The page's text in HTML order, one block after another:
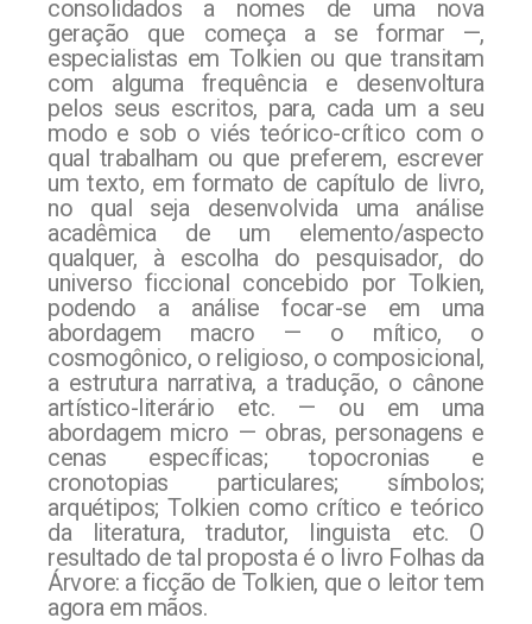
consolidados a nomes de uma nova
geração que começa a se formar —,
especialistas em Tolkien ou que transitam
com alguma frequência e desenvoltura
pelos seus escritos, para, cada um a seu
modo e sob o viés teórico-crítico com o
qual trabalham ou que preferem, escrever
um texto, em formato de capítulo de livro,
no qual seja desenvolvida uma análise
acadêmica de um elemento/aspecto
qualquer, à escolha do pesquisador, do
universo ficcional concebido por Tolkien,
podendo a análise focar-se em uma
abordagem macro — o mítico, o
cosmogônico, o religioso, o composicional,
a estrutura narrativa, a tradução, o cânone
artístico-literário etc. — ou em uma
abordagem micro — obras, personagens e
cenas específicas; topocronias e
cronotopias particulares; símbolos;
arquétipos; Tolkien como crítico e teórico
da literatura, tradutor, linguista etc. O
resultado de tal proposta é o livro Folhas da
Árvore: a ficção de Tolkien, que o leitor tem
agora em mãos.